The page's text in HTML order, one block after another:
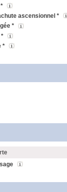
ascensionnel *
*
*
*